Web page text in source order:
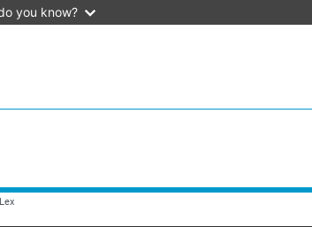
you know?